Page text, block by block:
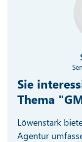
Sie
Thema
Löwenstark
Agentur